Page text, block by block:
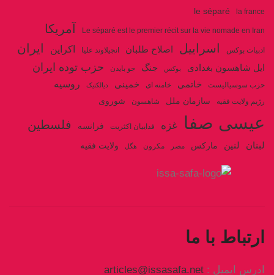
la france
le séparé
Le séparé est le premier récit sur la vie nomade en Iran آمریکا
ادبیات بوکس اسراییل اصلاح طلبان انجیلاوند علیا اکراین ایران
ایل شاهسون بغدادی بوکس جنگ جو بایدن حزب توده ایران
حزب سوسیالیست خاتمی خامنه ای خمینی دیالکتیک روسیه
رژیم ولایت فقیه سازمان ملل شاهسون شوروی
عیسی صفا غزه فداییان اکثریت فرانسه فلسطین
لبنان لنین مارکس مصر مکرون هگل ولایت فقیه
ارتباط با ما
ادرس ایمیل : articles@issasafa.net